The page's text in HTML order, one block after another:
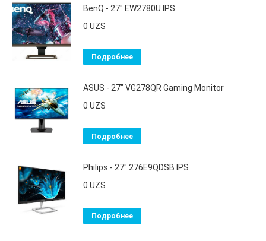
BenQ - 27" EW2780U IPS
0 UZS
Подробнее
ASUS - 27" VG278QR Gaming Monitor
0 UZS
Подробнее
Philips - 27" 276E9QDSB IPS
0 UZS
Подробнее